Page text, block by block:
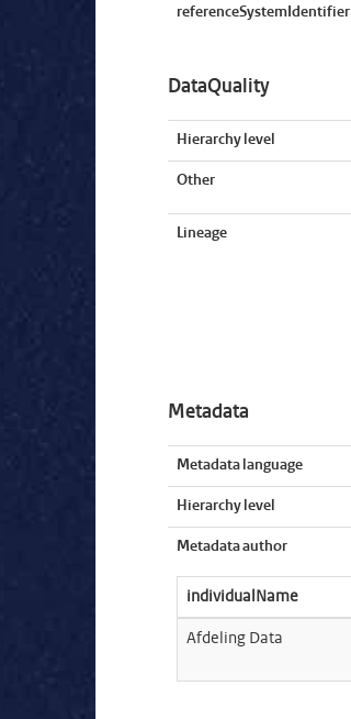
referenceSystemIdentifier
DataQuality
Hierarchy level
Other
Lineage
Metadata
Metadata language
Hierarchy level
Metadata author
individualName
Afdeling Data